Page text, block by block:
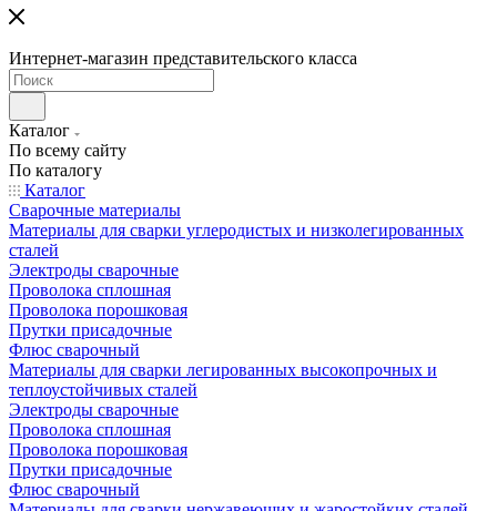
Интернет-магазин представительского класса
Каталог
По всему сайту
По каталогу
Каталог
Сварочные материалы
Материалы для сварки углеродистых и низколегированных
сталей
Электроды сварочные
Проволока сплошная
Проволока порошковая
Прутки присадочные
Флюс сварочный
Материалы для сварки легированных высокопрочных и
теплоустойчивых сталей
Электроды сварочные
Проволока сплошная
Проволока порошковая
Прутки присадочные
Флюс сварочный